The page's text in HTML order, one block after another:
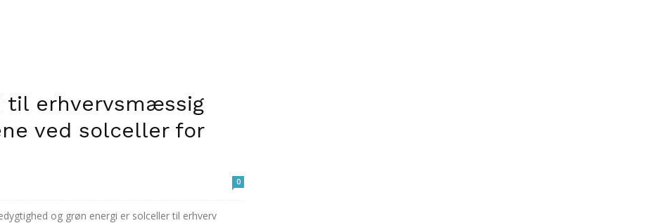
til erhvervsmæssig
ved solceller for
0
og grøn energi er solceller til erhverv